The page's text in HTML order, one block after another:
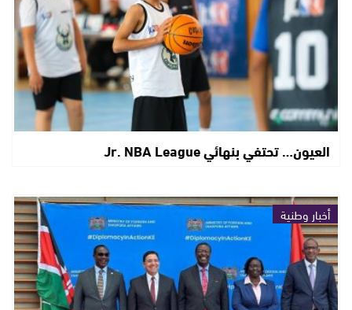
العيون… تحتفي بنهائي Jr. NBA League
أخبار وطنية